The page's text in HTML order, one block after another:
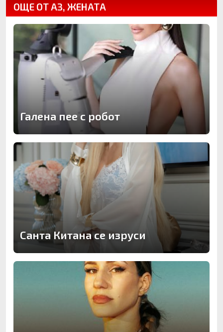
ОЩЕ ОТ АЗ, ЖЕНАТА
Галена пее с робот
Санта Китана се изруси